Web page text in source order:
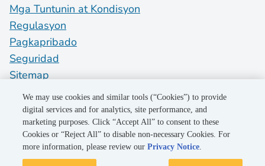
Mga Tuntunin at Kondisyon
Regulasyon
Pagkapribado
Seguridad
Sitemap
Do Not Sell My Personal Information
©2026 Pacific Gas and Electric Company
We may use cookies and similar tools (“Cookies”) to provide
digital services and for analytics, site performance, and
marketing purposes. Click “Accept All” to consent to these
Cookies or “Reject All” to disable non-necessary Cookies. For
more information, please review ourPrivacy Notice.